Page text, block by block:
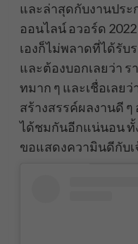
และล่าสุดกับงานประ
ออนไลน์ อวอร์ด
เองก็ไม่พลาดที่ได้รับ
และต้องบอกเลยว่า
ทมาก ๆ และเชื่อเลย
สร้างสรรค์ผลงานดี
ได้ชมกันอีกแน่นอน ทั้
ขอแสดงความินดีกับ